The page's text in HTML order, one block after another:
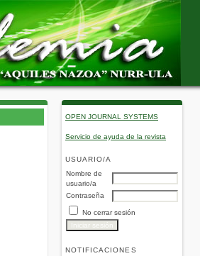
OPEN JOURNAL SYSTEMS
Servicio de ayuda de la revista
USUARIO/A
Nombre de
usuario/a
Contraseña
No cerrar sesión
NOTIFICACIONES